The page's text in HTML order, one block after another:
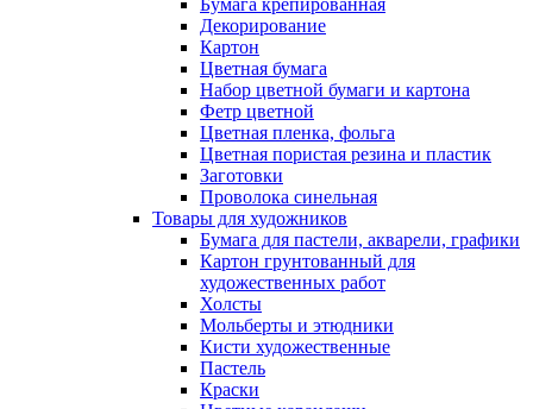
Бумага крепированная
Декорирование
Картон
Цветная бумага
Набор цветной бумаги и картона
Фетр цветной
Цветная пленка, фольга
Цветная пористая резина и пластик
Заготовки
Проволока синельная
Товары для художников
Бумага для пастели, акварели, графики
Картон грунтованный для
художественных работ
Холсты
Мольберты и этюдники
Кисти художественные
Пастель
Краски